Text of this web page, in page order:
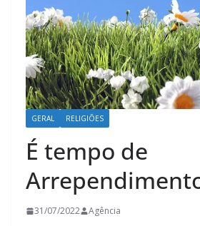
GERAL RELIGIÕES
É tempo de
31/07/2022 Agência